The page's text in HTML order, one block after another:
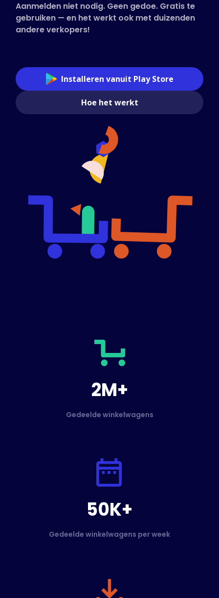
Aanmelden niet nodig. Geen gedoe. Gratis te
gebruiken — en het werkt ook met duizenden
andere verkopers!
Installeren vanuit Play Store
Hoe het werkt
2M+
Gedeelde winkelwagens
50K+
Gedeelde winkelwagens per week